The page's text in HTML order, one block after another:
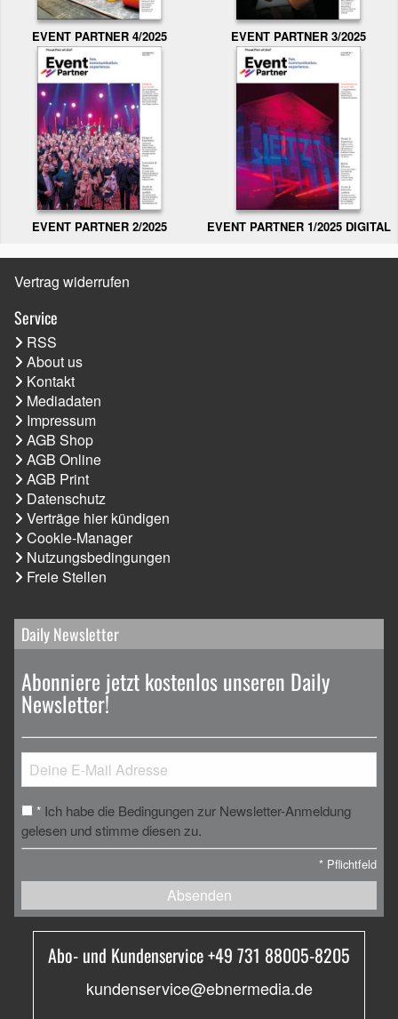
EVENT PARTNER 4/2025 EVENT PARTNER 3/2025
EVENT PARTNER 2/2025 EVENT PARTNER 1/2025 DIGITAL
Vertrag widerrufen
Service
RSS
About us
Kontakt
Mediadaten
Impressum
AGB Shop
AGB Online
AGB Print
Datenschutz
Verträge hier kündigen
Cookie-Manager
Nutzungsbedingungen
Freie Stellen
Daily Newsletter
Abonniere jetzt kostenlos unseren Daily
Newsletter!
* Ich habe die Bedingungen zur Newsletter-Anmeldung
gelesen und stimme diesen zu.
* Pflichtfeld
Absenden
Abo- und Kundenservice +49 731 88005-8205
kundenservice@ebnermedia.de